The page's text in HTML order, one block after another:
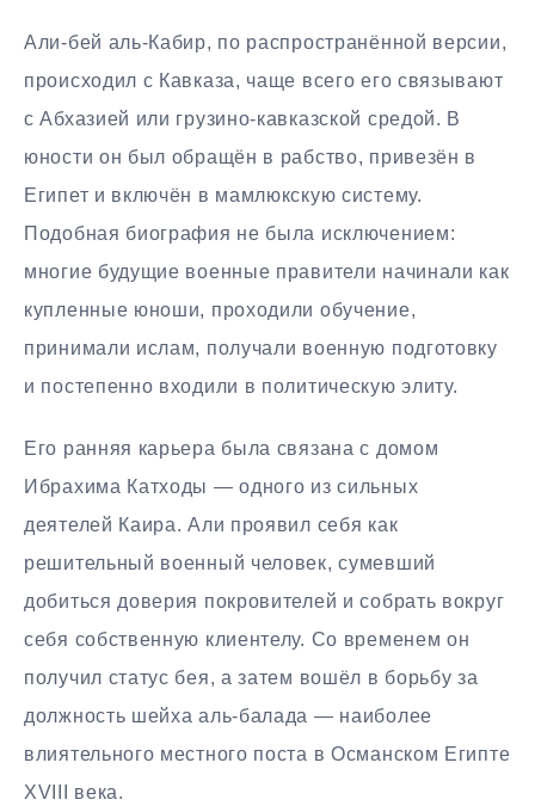
Али-бей аль-Кабир, по распространённой версии,
происходил с Кавказа, чаще всего его связывают
с Абхазией или грузино-кавказской средой. В
юности он был обращён в рабство, привезён в
Египет и включён в мамлюкскую систему.
Подобная биография не была исключением:
многие будущие военные правители начинали как
купленные юноши, проходили обучение,
принимали ислам, получали военную подготовку
и постепенно входили в политическую элиту.
Его ранняя карьера была связана с домом
Ибрахима Катходы — одного из сильных
деятелей Каира. Али проявил себя как
решительный военный человек, сумевший
добиться доверия покровителей и собрать вокруг
себя собственную клиентелу. Со временем он
получил статус бея, а затем вошёл в борьбу за
должность шейха аль-балада — наиболее
влиятельного местного поста в Османском Египте
XVIII века.